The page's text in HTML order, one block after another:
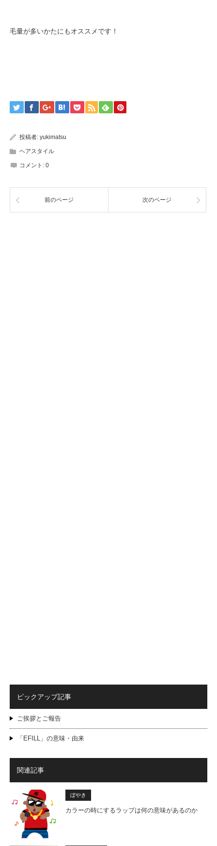
毛量が多いかたにもオススメです！
投稿者: yukimatsu
ヘアスタイル
コメント: 0
前のページ 次のページ
ピックアップ記事
ご挨拶とご報告
「EFILL」の意味・由来
関連記事
ぼやき
カラーの時にするラップは何の意味があるのか